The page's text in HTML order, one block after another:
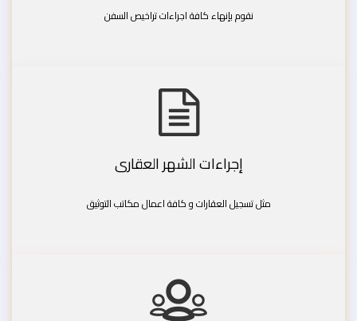
نقوم بإنهاء كافة اجراءات تراخيص السفن
إجراءات الشهر العقارى
مثل تسجيل العقارات و كافة اعمال مكاتب التوثيق